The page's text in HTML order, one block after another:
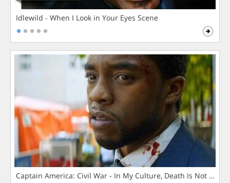
Idlewild - When I Look in Your Eyes Scene
Captain America: Civil War - In My Culture, Death Is Not The